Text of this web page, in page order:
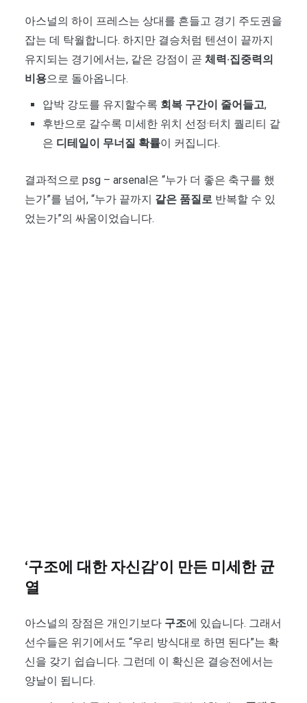
아스널의 하이 프레스는 상대를 흔들고 경기 주도권을
잡는 데 탁월합니다. 하지만 결승처럼 텐션이 끝까지
유지되는 경기에서는, 같은 강점이 곧 체력·집중력의
비용으로 돌아옵니다.
압박 강도를 유지할수록 회복 구간이 줄어들고,
후반으로 갈수록 미세한 위치 선정·터치 퀄리티 같
은 디테일이 무너질 확률이 커집니다.
결과적으로 psg – arsenal은 “누가 더 좋은 축구를 했
는가”를 넘어, “누가 끝까지 같은 품질로 반복할 수 있
었는가”의 싸움이었습니다.
‘구조에 대한 자신감’이 만든 미세한 균
열
아스널의 장점은 개인기보다 구조에 있습니다. 그래서
선수들은 위기에서도 “우리 방식대로 하면 된다”는 확
신을 갖기 쉽습니다. 그런데 이 확신은 결승전에서는
양날이 됩니다.